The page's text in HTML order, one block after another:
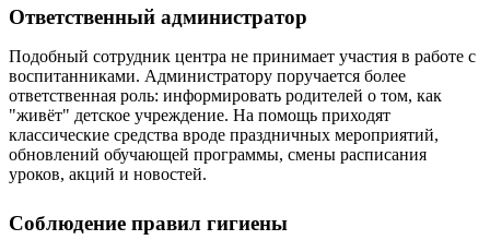
Ответственный администратор
Подобный сотрудник центра не принимает участия в работе с
воспитанниками. Администратору поручается более
ответственная роль: информировать родителей о том, как
"живёт" детское учреждение. На помощь приходят
классические средства вроде праздничных мероприятий,
обновлений обучающей программы, смены расписания
уроков, акций и новостей.
Соблюдение правил гигиены